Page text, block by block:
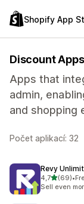
Shopify App
Discount
Apps that
admin,
and shopping
Počet aplikací: 32
Revy
4,7z 5 hvězd
(69)
Celkový •
Sell even